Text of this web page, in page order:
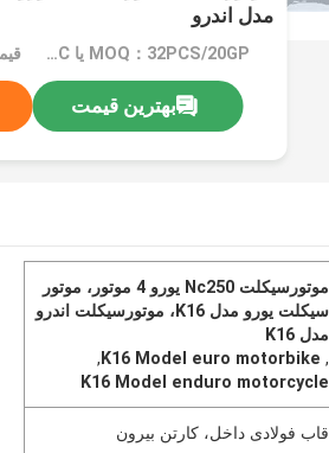
مدل اندرو
MOQ：32PCS/20GP یا 105PCS/40HC
بهترین قیمت
موتورسیکلت Nc250 یورو 4 موتور، موتور
سیکلت یورو مدل K16، موتورسیکلت اندرو
مدل K16
,
K16 Model euro motorbike
,
K16 Model enduro motorcycle
قاب فولادی داخل، کارتن بیرون